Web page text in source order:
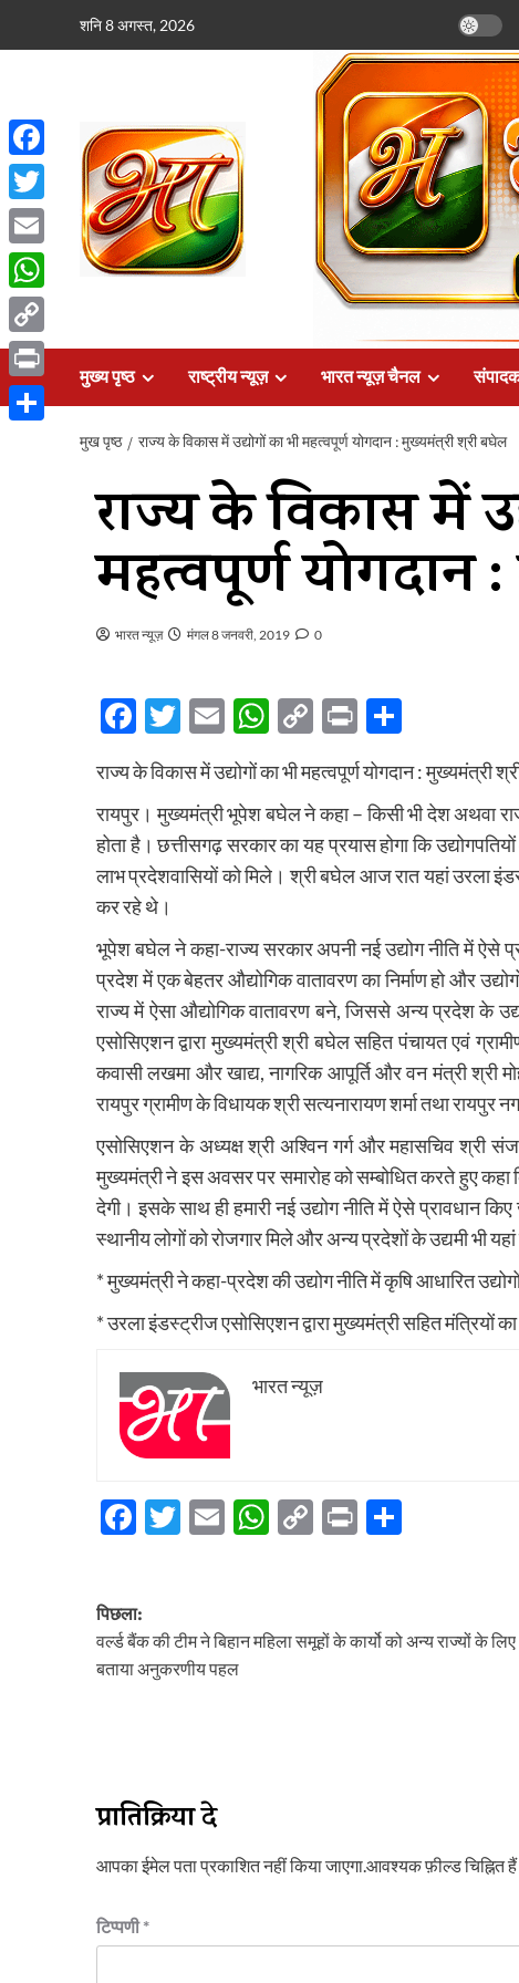
शनि 8 अगस्त, 2026
मुख्य पृष्ठ राष्ट्रीय न्यूज़ भारत न्यूज़ चैनल
मुख पृष्ठ राज्य के विकास में उद्योगों का भी महत्वपूर्ण योगदान : मुख्यमंत्री श्री बघेल
राज्य के विकास में
महत्वपूर्ण योगदान
भारत न्यूज़ मंगल 8 जनवरी, 2019 0
Facebook
Twitter
EmailWhatsApp
Copy
Link
Print
राज्य के विकास में उद्योगों का भी महत्वपूर्ण योगदान : मुख्यमंत्री
रायपुर। मुख्यमंत्री भूपेश बघेल ने कहा – किसी भी देश अथवा
होता है। छत्तीसगढ़ सरकार का यह प्रयास होगा कि
लाभ प्रदेशवासियों को मिले। श्री बघेल आज रात यहां उरला
कर रहे थे।
भूपेश बघेल ने कहा-राज्य सरकार अपनी नई उद्योग नीति में ऐसे
प्रदेश में एक बेहतर औद्योगिक वातावरण का निर्माण हो और
राज्य में ऐसा औद्योगिक वातावरण बने, जिससे अन्य प्रदेश के
एसोसिएशन द्वारा मुख्यमंत्री श्री बघेल सहित पंचायत एवं
कवासी लखमा और खाद्य, नागरिक आपूर्ति और वन मंत्री श्री
रायपुर ग्रामीण के विधायक श्री सत्यनारायण शर्मा तथा रायपुर
एसोसिएशन के अध्यक्ष श्री अश्विन गर्ग और महासचिव श्री
मुख्यमंत्री ने इस अवसर पर समारोह को सम्बोधित करते हुए कहा
देगी। इसके साथ ही हमारी नई उद्योग नीति में ऐसे प्रावधान
स्थानीय लोगों को रोजगार मिले और अन्य प्रदेशों के उद्यमी भी
* मुख्यमंत्री ने कहा-प्रदेश की उद्योग नीति में कृषि आधारित
* उरला इंडस्ट्रीज एसोसिएशन द्वारा मुख्यमंत्री सहित मंत्रियों
भारत न्यूज़
Facebook
Twitter
EmailWhatsApp
Copy
Print
पोस्ट
नेविगेशन
पिछला:
वर्ल्ड बैंक की टीम ने बिहान महिला समूहों के कार्यो को अन्य राज्यों के लिए
बताया अनुकरणीय पहल
प्रातिक्रिया दे
आपका ईमेल पता प्रकाशित नहीं किया जाएगा.आवश्यक फ़ील्ड चिह्नित हैं
टिप्पणी*
Facebook
Twitter
Email
WhatsApp
Copy
Link
Print